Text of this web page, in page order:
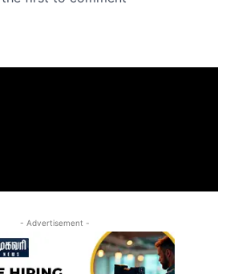
- Advertisement -